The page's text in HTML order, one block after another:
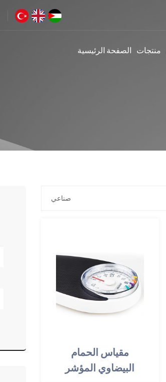
الصفحة الرئيسية منتجات
مقياس الحمام
البيضاوي المؤشر